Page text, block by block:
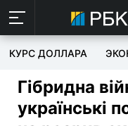
КУРС ДОЛЛАРА
Гібридна
українські